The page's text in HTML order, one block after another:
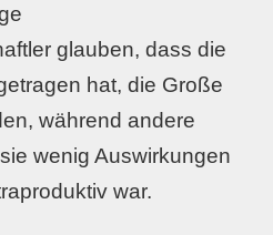
glauben, dass die
hat, die Große
während andere
wenig Auswirkungen
war.